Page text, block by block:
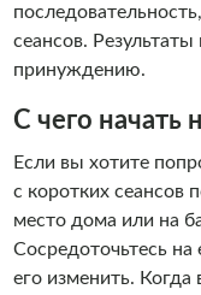
сеансов.
принуждению.
С чего начать
Если вы хотите
с коротких сеансов
место дома или на
Сосредоточьтесь
его изменить. Когда